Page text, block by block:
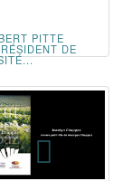
PITTE
DE